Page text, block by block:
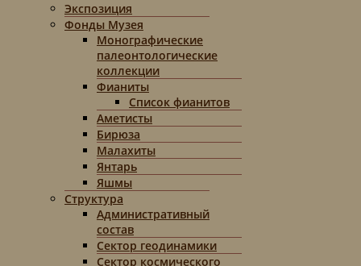
Экспозиция
Фонды Музея
Монографические
палеонтологические
коллекции
Фианиты
Список фианитов
Аметисты
Бирюза
Малахиты
Янтарь
Яшмы
Структура
Административный
состав
Сектор геодинамики
Сектор космического